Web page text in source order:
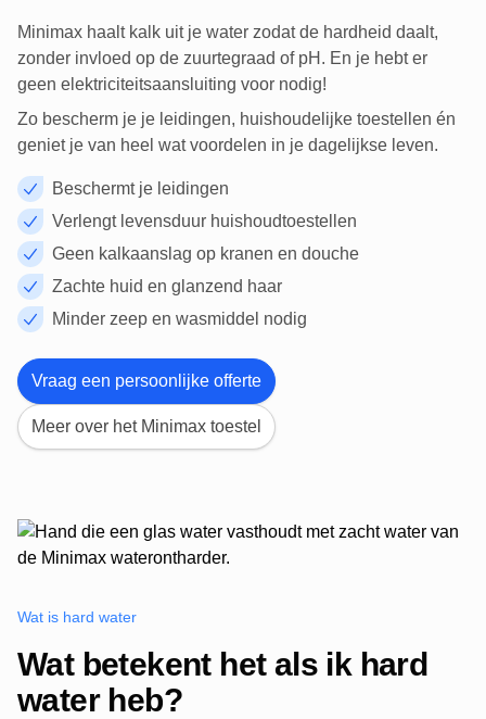
Minimax haalt kalk uit je water zodat de hardheid daalt,
zonder invloed op de zuurtegraad of pH. En je hebt er
geen elektriciteitsaansluiting voor nodig!
Zo bescherm je je leidingen, huishoudelijke toestellen én
geniet je van heel wat voordelen in je dagelijkse leven.
Beschermt je leidingen
Verlengt levensduur huishoudtoestellen
Geen kalkaanslag op kranen en douche
Zachte huid en glanzend haar
Minder zeep en wasmiddel nodig
Vraag een persoonlijke offerte
Meer over het Minimax toestel
Wat is hard water
Wat betekent het als ik hard
water heb?